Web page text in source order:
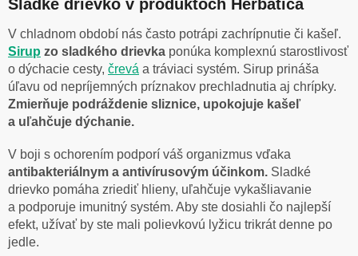
Sladké drievko v produktoch Herbatica
V chladnom období nás často potrápi zachrípnutie či kašeľ.
Sirup zo sladkého drievka ponúka komplexnú starostlivosť
o dýchacie cesty, črevá a tráviaci systém. Sirup prináša
úľavu od nepríjemných príznakov prechladnutia aj chrípky.
Zmierňuje podráždenie sliznice, upokojuje kašeľ
a uľahčuje dýchanie.
V boji s ochorením podporí váš organizmus vďaka
antibakteriálnym a antivírusovým účinkom. Sladké
drievko pomáha zriediť hlieny, uľahčuje vykašliavanie
a podporuje imunitný systém. Aby ste dosiahli čo najlepší
efekt, užívať by ste mali polievkovú lyžicu trikrát denne po
jedle.